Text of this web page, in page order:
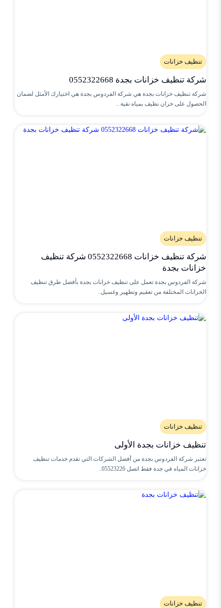
تنظيف خزانات
شركة تنظيف خزانات بجدة 0552322668
شركة تنظيف خزانات بجدة هي شركة الفردوس بجدة هي اختيارك الأمثل لضمان
الحصول على خزان نظيف بمياه نقية ..
تنظيف خزانات
شركة تنظيف خزانات 0552322668 شركة تنظيف
خزانات بجدة
شركة الفردوس بجدة تعمل على تنظيف خزانات بجدة بأفضل طرق تنظيف
الخزانات المختلفة من تعقيم وتطهير وغسيل..
تنظيف خزانات
تنظيف خزانات بجدة الأولى
تعتبر شركة الفردوس بجدة من أفضل الشركات التي تقدم خدمات تنظيف
خزانات المياه في جدة فقط اتصل 05523226..
تنظيف خزانات